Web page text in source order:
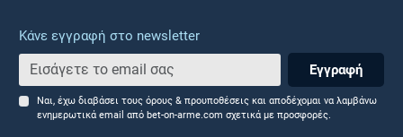
Κάνε εγγραφή στο newsletter
Εγγραφή
Ναι, έχω διαβάσει τους όρους & προυποθέσεις και αποδέχομαι να λαμβάνω
ενημερωτικά email από bet-on-arme.com σχετικά με προσφορές.